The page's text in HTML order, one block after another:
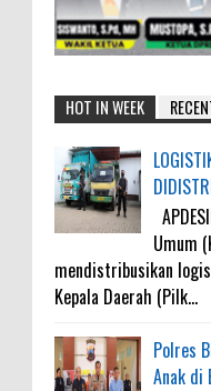
HOT IN WEEK
Umum
mendistribusikan
Kepala Daerah (Pilk...
Polres
Anak di